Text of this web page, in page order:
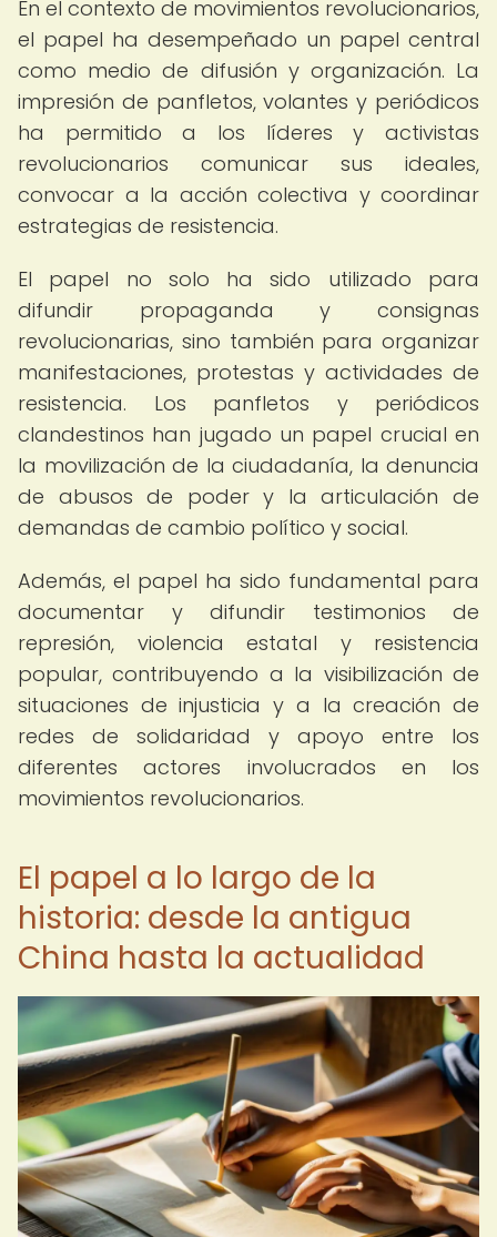
En el contexto de movimientos revolucionarios,
el papel ha desempeñado un papel central
como medio de difusión y organización. La
impresión de panfletos, volantes y periódicos
ha permitido a los líderes y activistas
revolucionarios comunicar sus ideales,
convocar a la acción colectiva y coordinar
estrategias de resistencia.
El papel no solo ha sido utilizado para
difundir propaganda y consignas
revolucionarias, sino también para organizar
manifestaciones, protestas y actividades de
resistencia. Los panfletos y periódicos
clandestinos han jugado un papel crucial en
la movilización de la ciudadanía, la denuncia
de abusos de poder y la articulación de
demandas de cambio político y social.
Además, el papel ha sido fundamental para
documentar y difundir testimonios de
represión, violencia estatal y resistencia
popular, contribuyendo a la visibilización de
situaciones de injusticia y a la creación de
redes de solidaridad y apoyo entre los
diferentes actores involucrados en los
movimientos revolucionarios.
El papel a lo largo de la
historia: desde la antigua
China hasta la actualidad